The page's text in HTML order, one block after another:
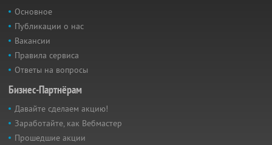
Основное
Публикации о нас
Вакансии
Правила сервиса
Ответы на вопросы
Бизнес-Партнёрам
Давайте сделаем акцию!
Заработайте, как Вебмастер
Прошедшие акции